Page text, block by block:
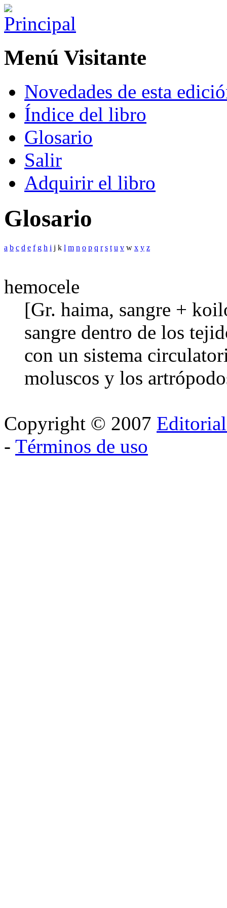
Menú Visitante
Novedades de esta
Índice del libro
Glosario
Salir
Adquirir el libro
Glosario
a b c d e f g h i j k l m n o p q r s t u v w x y z
hemocele
[Gr. haima, sangre +
sangre dentro de los
con un sistema
moluscos y los
Copyright © 2007
- Términos de uso